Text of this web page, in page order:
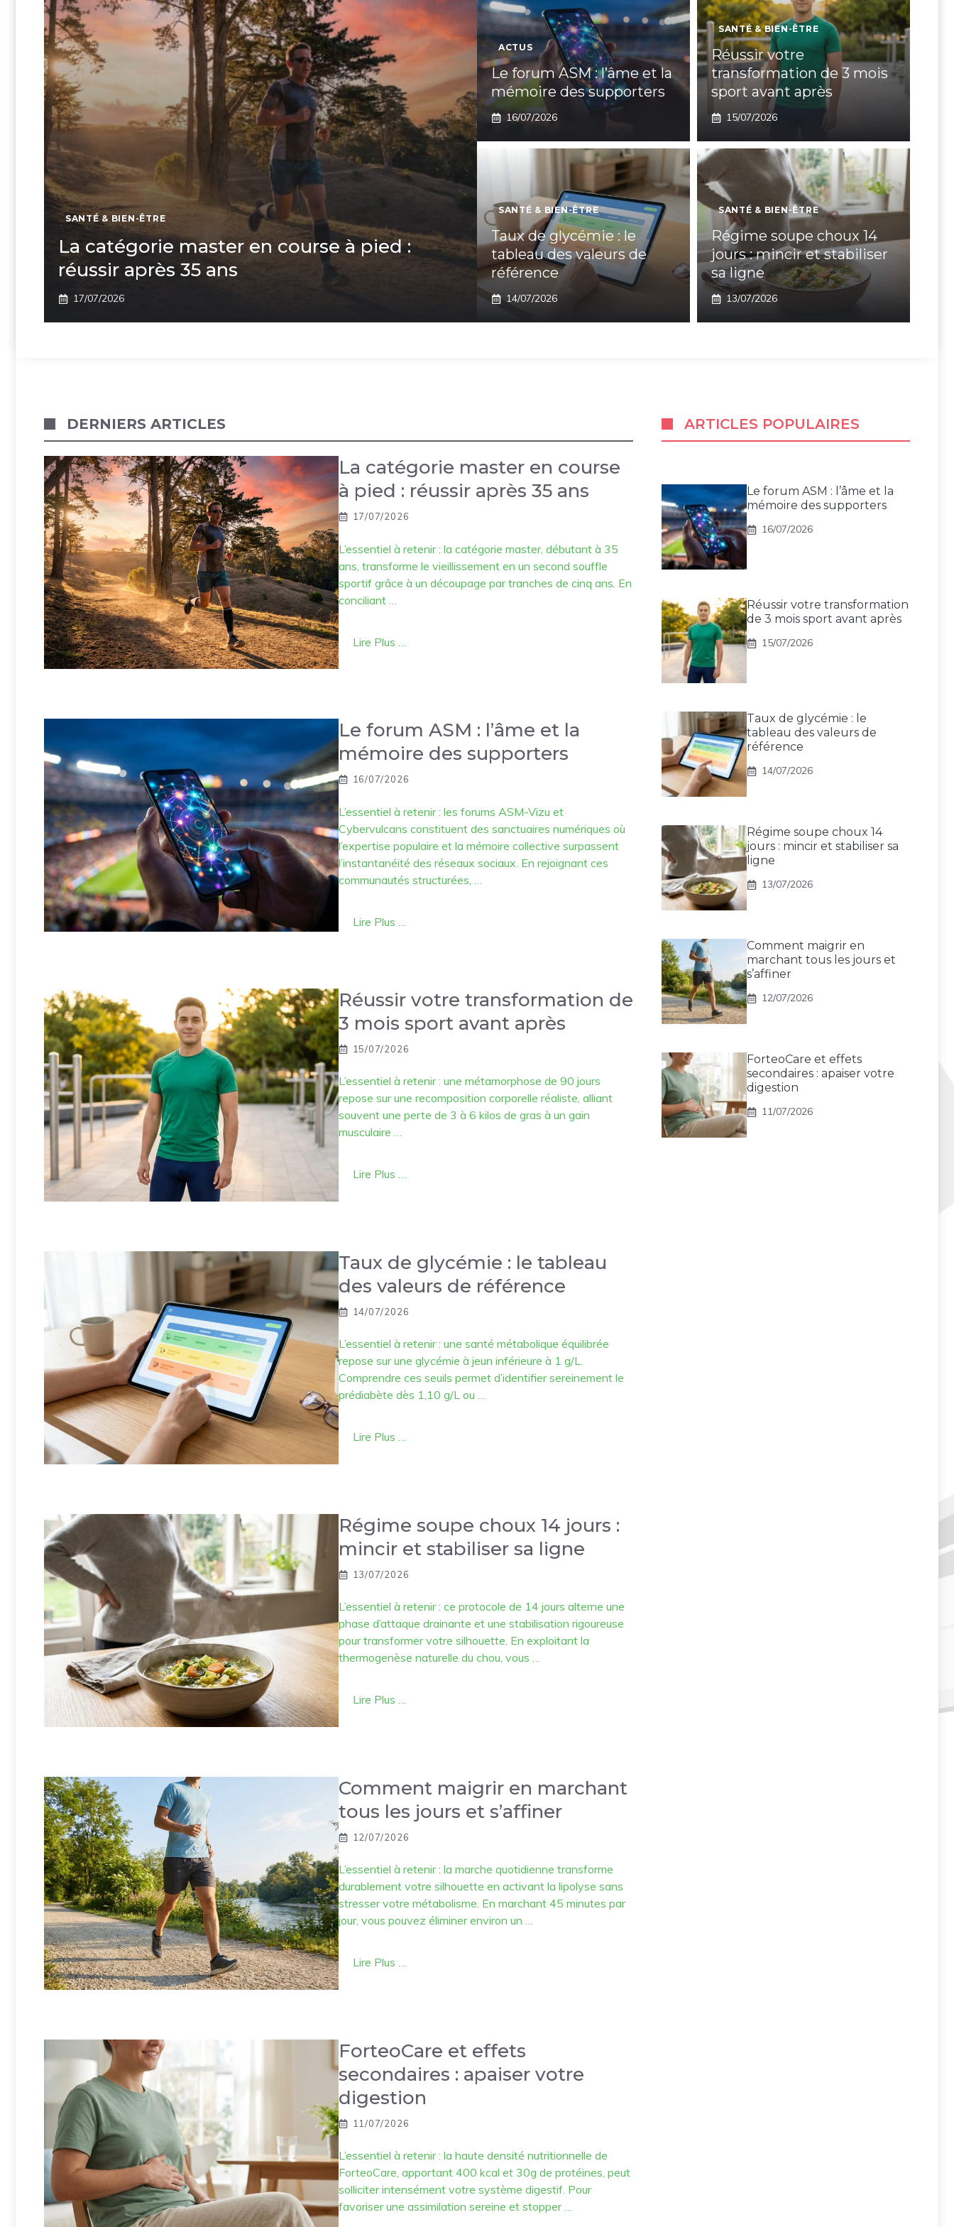
SANTÉ & BIEN-ÊTRE
La catégorie master en course à pied :
réussir après 35 ans
17/07/2026
ACTUS
Le forum ASM : l’âme et la
mémoire des supporters
16/07/2026
SANTÉ & BIEN-ÊTRE
Réussir votre
transformation de 3 mois
sport avant après
15/07/2026
SANTÉ & BIEN-ÊTRE
Taux de glycémie : le
tableau des valeurs de
référence
14/07/2026
SANTÉ & BIEN-ÊTRE
Régime soupe choux 14
jours : mincir et stabiliser
sa ligne
13/07/2026
DERNIERS ARTICLES
La catégorie master en course
à pied : réussir après 35 ans
17/07/2026
L’essentiel à retenir : la catégorie master, débutant à 35
ans, transforme le vieillissement en un second souffle
sportif grâce à un découpage par tranches de cinq ans. En
conciliant …
Lire Plus …
Le forum ASM : l’âme et la
mémoire des supporters
16/07/2026
L’essentiel à retenir : les forums ASM-Vizu et
Cybervulcans constituent des sanctuaires numériques où
l’expertise populaire et la mémoire collective surpassent
l’instantanéité des réseaux sociaux. En rejoignant ces
communautés structurées, …
Lire Plus …
Réussir votre transformation de
3 mois sport avant après
15/07/2026
L’essentiel à retenir : une métamorphose de 90 jours
repose sur une recomposition corporelle réaliste, alliant
souvent une perte de 3 à 6 kilos de gras à un gain
musculaire …
Lire Plus …
Taux de glycémie : le tableau
des valeurs de référence
14/07/2026
L’essentiel à retenir : une santé métabolique équilibrée
repose sur une glycémie à jeun inférieure à 1 g/L.
Comprendre ces seuils permet d’identifier sereinement le
prédiabète dès 1,10 g/L ou …
Lire Plus …
Régime soupe choux 14 jours :
mincir et stabiliser sa ligne
13/07/2026
L’essentiel à retenir : ce protocole de 14 jours alterne une
phase d’attaque drainante et une stabilisation rigoureuse
pour transformer votre silhouette. En exploitant la
thermogenèse naturelle du chou, vous …
Lire Plus …
Comment maigrir en marchant
tous les jours et s’affiner
12/07/2026
L’essentiel à retenir : la marche quotidienne transforme
durablement votre silhouette en activant la lipolyse sans
stresser votre métabolisme. En marchant 45 minutes par
jour, vous pouvez éliminer environ un …
Lire Plus …
ForteoCare et effets
secondaires : apaiser votre
digestion
11/07/2026
L’essentiel à retenir : la haute densité nutritionnelle de
ForteoCare, apportant 400 kcal et 30g de protéines, peut
solliciter intensément votre système digestif. Pour
favoriser une assimilation sereine et stopper …
ARTICLES POPULAIRES
Le forum ASM : l’âme et la
mémoire des supporters
16/07/2026
Réussir votre transformation
de 3 mois sport avant après
15/07/2026
Taux de glycémie : le
tableau des valeurs de
référence
14/07/2026
Régime soupe choux 14
jours : mincir et stabiliser sa
ligne
13/07/2026
Comment maigrir en
marchant tous les jours et
s’affiner
12/07/2026
ForteoCare et effets
secondaires : apaiser votre
digestion
11/07/2026